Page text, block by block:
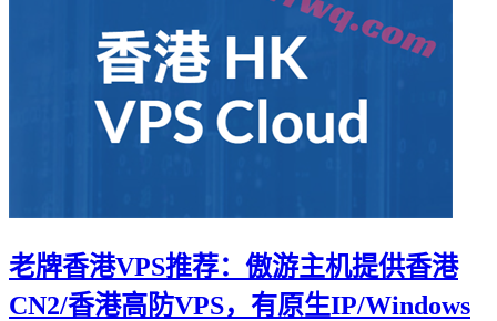
老牌香港VPS推荐：傲游主机提供香港
CN2/香港高防VPS，有原生IP/Windows